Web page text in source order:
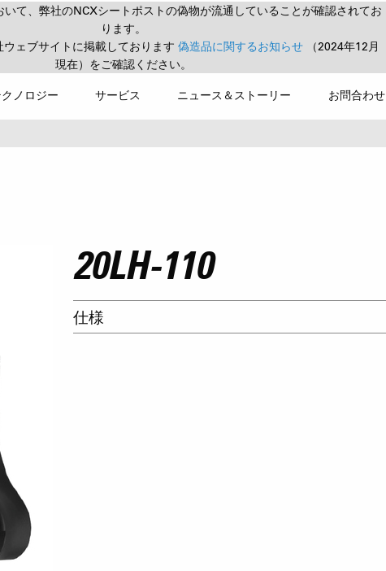
て、弊社のNCXシートポストの偽物が流通していることが確認されてお
ります。
ェブサイトに掲載しております 偽造品に関するお知らせ
（2024年12月
現在）をご確認ください。
ノロジー サービス ニュース＆ストーリー お問合わせ
20LH-110
仕様